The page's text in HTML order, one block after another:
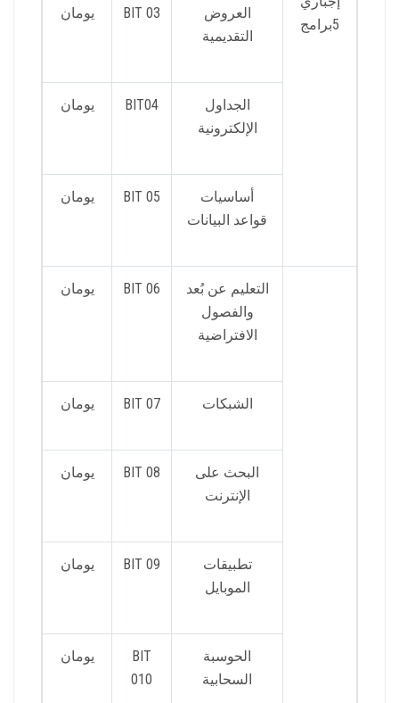
5برامج
العروض
التقديمية
BIT 03 يومان
الجداول
الإلكترونية
BIT04 يومان
أساسيات
قواعد البيانات
BIT 05 يومان
التعليم عن بُعد
والفصول
الافتراضية
BIT 06 يومان
الشبكات BIT 07 يومان
البحث على
الإنترنت
BIT 08 يومان
تطبيقات
الموبايل
BIT 09 يومان
الحوسبة
السحابية
BIT
010
يومان